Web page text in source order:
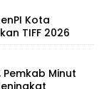
Kota
TIFF 2026
Pemkab Minut